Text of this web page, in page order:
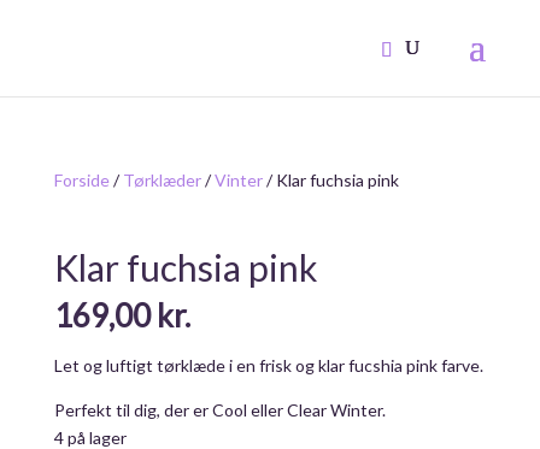
Forside/Tørklæder/Vinter/ Klar fuchsia pink
Klar fuchsia pink
169,00kr.
Let og luftigt tørklæde i en frisk og klar fucshia pink farve.
Perfekt til dig, der er Cool eller Clear Winter.
4 på lager